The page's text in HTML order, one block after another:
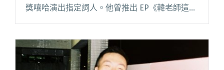
獎嘻哈演出指定詞人。他曾推出 EP《韓老師這
裡》、出版教學專書《來韓老師這裡學饒舌》，
稱為「韓老師」。閱讀全文 "深受阿姆朝九晚五
作息啟發 韓森新歌〈阿姆般的生活〉邀熊仔、